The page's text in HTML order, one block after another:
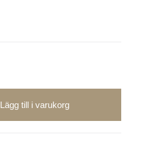
Lägg till i varukorg